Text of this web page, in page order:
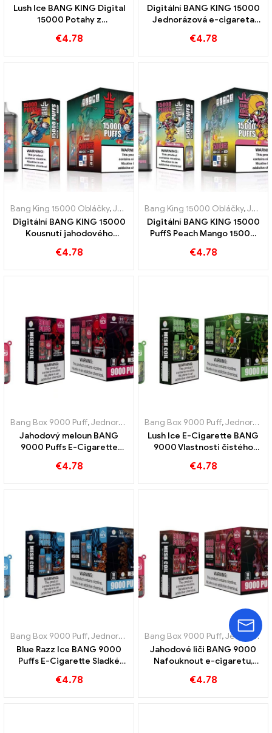
Lush Ice BANG KING Digital
15000 Potahy z
jedno použití 15000 Puff
€4.78
Digitální BANG KING 15000
Jednorázová e-cigareta
Triple Berry Ice
€4.78
Bang King 15000 Obláčky,Jednorázové e-cigarety Švédsko ,
Digitální BANG KING 15000
Kousnutí jahodového
Jednorázové e-cigarety
€4.78
Bang King 15000 Obláčky,Jednorázové e-cigarety Švédsko
Digitální BANG KING 15000
PuffS Peach Mango 15000
cigarety pro tropickou
€4.78
Bang Box 9000 Puff,Jednorázové e-cigarety Švédsko ,
Jahodový meloun BANG
9000 Puffs E-Cigarette
€4.78
Bang Box 9000 Puff,Jednorázové e-cigarety Švédsko
Lush Ice E-Cigarette BANG
9000 Vlastnosti čistého
€4.78
Bang Box 9000 Puff,Jednorázové e-cigarety Švédsko ,
Blue Razz Ice BANG 9000
Puffs E-Cigarette Sladké
€4.78
Bang Box 9000 Puff,Jednorázové e-cigarety Švédsko
Jahodové liči BANG 9000
Nafouknout e-cigaretu,
tropické svěžesti jahody a
€4.78